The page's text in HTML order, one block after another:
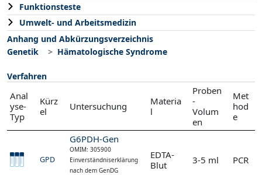
Funktionsteste
Umwelt- und Arbeitsmedizin
Anhang und Abkürzungsverzeichnis
Genetik
Hämatologische Syndrome
Verfahren
Anal
yse-
Typ
Kürz
el
Untersuchung
Materia
l
Proben
-
Volum
en
Met
hod
e
GPD
G6PDH-Gen
OMIM: 305900
Einverständniserklärung
nach dem GenDG
EDTA-
Blut
3-5 ml PCR